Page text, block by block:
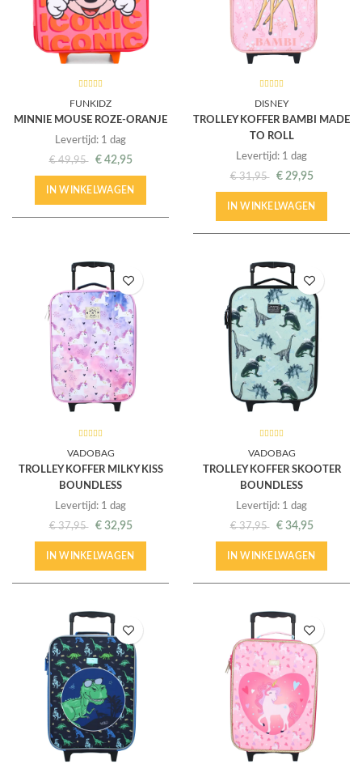
FUNKIDZ
MINNIE MOUSE ROZE-ORANJE
Levertijd: 1 dag
€49,95 € 42,95
IN WINKELWAGEN
DISNEY
TROLLEY KOFFER BAMBI MADE
TO ROLL
Levertijd: 1 dag
€31,95 € 29,95
IN WINKELWAGEN
VADOBAG
TROLLEY KOFFER MILKY KISS
BOUNDLESS
Levertijd: 1 dag
€37,95 € 32,95
IN WINKELWAGEN
VADOBAG
TROLLEY KOFFER SKOOTER
BOUNDLESS
Levertijd: 1 dag
€37,95 € 34,95
IN WINKELWAGEN